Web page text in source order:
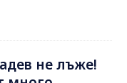
не лъже!